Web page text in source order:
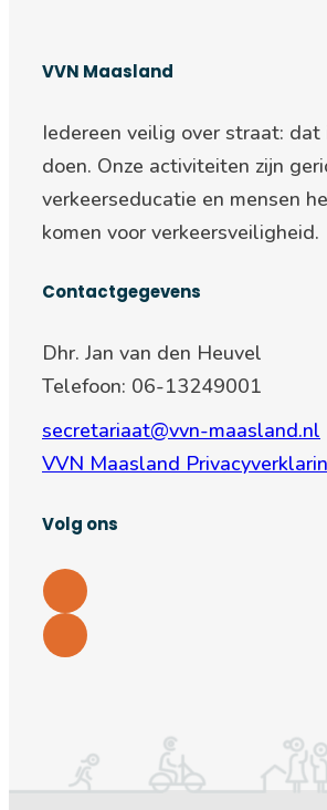
VVN Maasland
Iedereen veilig over straat: dat
doen. Onze activiteiten zijn
verkeerseducatie en mensen
komen voor verkeersveiligheid.
Contactgegevens
Dhr. Jan van den Heuvel
Telefoon: 06-13249001
secretariaat@vvn-maasland.nl
VVN Maasland
Volg ons